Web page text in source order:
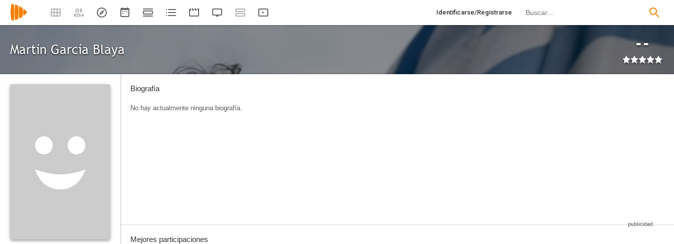
Identificarse/Registrarse
Martín García Blaya --
Biografía
No hay actualmente ninguna biografía.
Mejores participaciones